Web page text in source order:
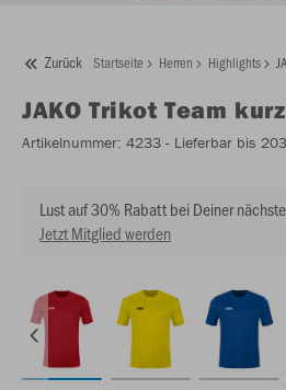
Zurück Startseite Herren Highlights
JAKO Trikot Team
Artikelnummer: 4233 - Lieferbar bis
Lust auf 30% Rabatt bei Deiner
Jetzt Mitglied werden